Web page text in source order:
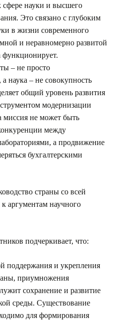
сфере науки и высшего
Это связано с глубоким
в жизни современного
и неравномерно развитой
функционирует.
– не просто
наука – не совокупность
общий уровень развития
модернизации
миссия не может быть
между
а продвижение
бухгалтерскими
страны со всей
аргументам научного
подчеркивает, что:
поддержания и укрепления
приумножения
сохранение и развитие
среды. Существование
для формирования